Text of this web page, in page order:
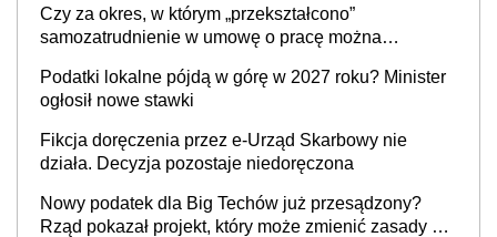
prowadzeniem działalności gospodarczej
Czy za okres, w którym „przekształcono”
samozatrudnienie w umowę o pracę można
cywilnoprawnej jedynym racjonalnym wyjściem
Podatki lokalne pójdą w górę w 2027 roku? Minister
ogłosił nowe stawki
Fikcja doręczenia przez e-Urząd Skarbowy nie
działa. Decyzja pozostaje niedoręczona
Nowy podatek dla Big Techów już przesądzony?
Rząd pokazał projekt, który może zmienić zasady gry